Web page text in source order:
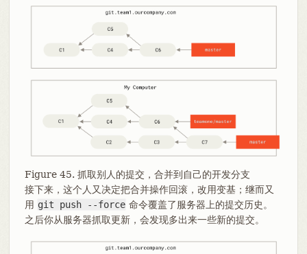
Figure 45. 抓取别人的提交，合并到自己的开发分支
接下来，这个人又决定把合并操作回滚，改用变基；继而又
用 git push --force 命令覆盖了服务器上的提交历史。
之后你从服务器抓取更新，会发现多出来一些新的提交。